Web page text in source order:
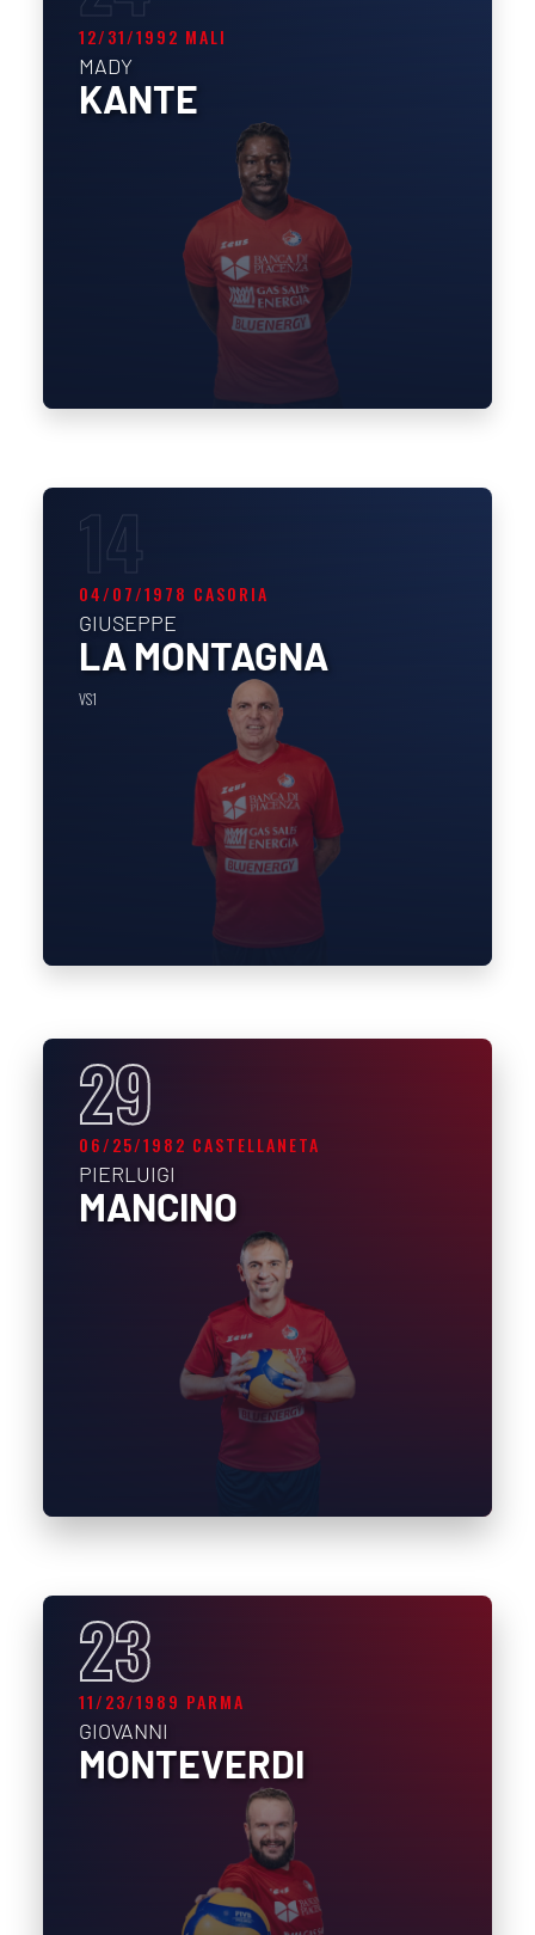
12/31/1992 MALI
MADY
KANTE
14
04/07/1978 CASORIA
GIUSEPPE
LA MONTAGNA
VS1
29
06/25/1982 CASTELLANETA
PIERLUIGI
MANCINO
23
11/23/1989 PARMA
GIOVANNI
MONTEVERDI